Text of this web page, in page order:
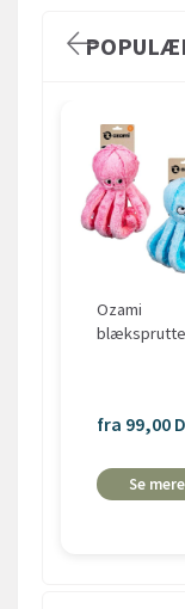
Ozami
blæksprutte
fra 99,00
Se mere